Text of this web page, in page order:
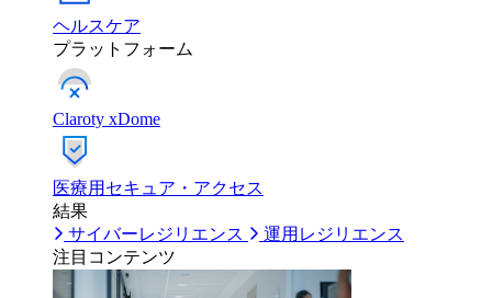
ヘルスケア
プラットフォーム
Claroty xDome
医療用セキュア・アクセス
結果
サイバーレジリエンス
運用レジリエンス
注目コンテンツ